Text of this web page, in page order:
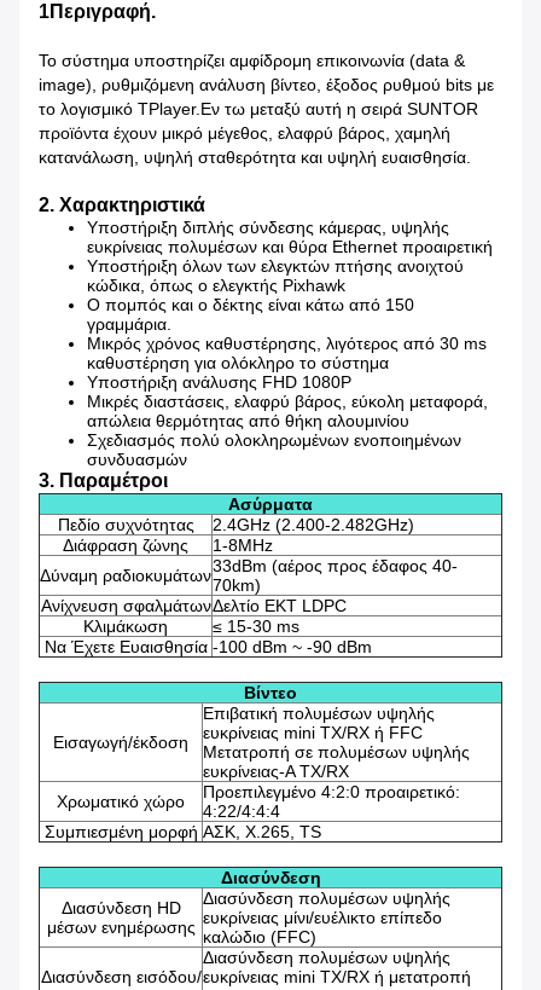
1Περιγραφή.
Το σύστημα υποστηρίζει αμφίδρομη επικοινωνία (data &
image), ρυθμιζόμενη ανάλυση βίντεο, έξοδος ρυθμού bits με
το λογισμικό TPlayer.Εν τω μεταξύ αυτή η σειρά SUNTOR
προϊόντα έχουν μικρό μέγεθος, ελαφρύ βάρος, χαμηλή
κατανάλωση, υψηλή σταθερότητα και υψηλή ευαισθησία.
2. Χαρακτηριστικά
Υποστήριξη διπλής σύνδεσης κάμερας, υψηλής
ευκρίνειας πολυμέσων και θύρα Ethernet προαιρετική
Υποστήριξη όλων των ελεγκτών πτήσης ανοιχτού
κώδικα, όπως ο ελεγκτής Pixhawk
Ο πομπός και ο δέκτης είναι κάτω από 150
γραμμάρια.
Μικρός χρόνος καθυστέρησης, λιγότερος από 30 ms
καθυστέρηση για ολόκληρο το σύστημα
Υποστήριξη ανάλυσης FHD 1080P
Μικρές διαστάσεις, ελαφρύ βάρος, εύκολη μεταφορά,
απώλεια θερμότητας από θήκη αλουμινίου
Σχεδιασμός πολύ ολοκληρωμένων ενοποιημένων
συνδυασμών
3. Παραμέτροι
Ασύρματα
Πεδίο συχνότητας
2.4GHz (2.400-2.482GHz)
Διάφραση ζώνης
1-8MHz
Δύναμη ραδιοκυμάτων33dBm (αέρος προς έδαφος 40-
70km)
Ανίχνευση σφαλμάτωνΔελτίο ΕΚΤ LDPC
Κλιμάκωση
≤ 15-30 ms
Να Έχετε Ευαισθησία -100 dBm ~ -90 dBm
Βίντεο
Εισαγωγή/έκδοση
Επιβατική πολυμέσων υψηλής
ευκρίνειας mini TX/RX ή FFC
Μετατροπή σε πολυμέσων υψηλής
ευκρίνειας-A TX/RX
Χρωματικό χώρο
Προεπιλεγμένο 4:2:0 προαιρετικό:
4:22/4:4:4
Συμπιεσμένη μορφή ΑΣΚ, Χ.265, TS
Διασύνδεση
Διασύνδεση HD
μέσων ενημέρωσης
Διασύνδεση πολυμέσων υψηλής
ευκρίνειας μίνι/ευέλικτο επίπεδο
καλώδιο (FFC)
Διασύνδεση εισόδου/
Διασύνδεση πολυμέσων υψηλής
ευκρίνειας mini TX/RX ή μετατροπή